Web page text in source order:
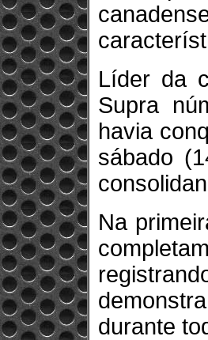
Líder da
Supra
havia
sábado
Na
durante